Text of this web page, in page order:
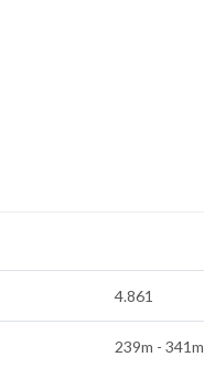
4.861
239m - 341m